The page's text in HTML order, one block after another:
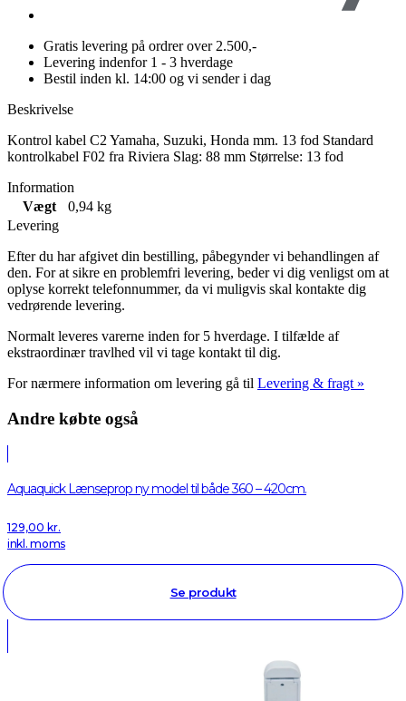
Gratis levering på ordrer over 2.500,-
Levering indenfor 1 - 3 hverdage
Bestil inden kl. 14:00 og vi sender i dag
Beskrivelse
Kontrol kabel C2 Yamaha, Suzuki, Honda mm. 13 fod Standard
kontrolkabel F02 fra Riviera Slag: 88 mm Størrelse: 13 fod
Information
Vægt
0,94 kg
Levering
Efter du har afgivet din bestilling, påbegynder vi behandlingen af
den. For at sikre en problemfri levering, beder vi dig venligst om at
oplyse korrekt telefonnummer, da vi muligvis skal kontakte dig
vedrørende levering.
Normalt leveres varerne inden for 5 hverdage. I tilfælde af
ekstraordinær travlhed vil vi tage kontakt til dig.
For nærmere information om levering gå til Levering & fragt »
Andre købte også
Aquaquick Lænseprop ny model til både 360 – 420cm.
129,00 kr.
inkl. moms
Se produkt